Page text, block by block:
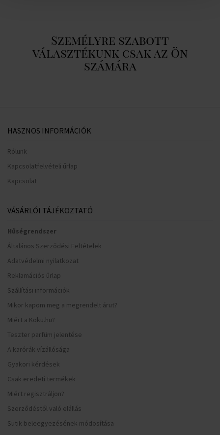
Személyre szabott
választékunk csak az Ön
számára
HASZNOS INFORMÁCIÓK
Rólunk
Kapcsolatfelvételi űrlap
Kapcsolat
VÁSÁRLÓI TÁJÉKOZTATÓ
Hűségrendszer
Általános Szerződési Feltételek
Adatvédelmi nyilatkozat
Reklamációs űrlap
Szállítási információk
Mikor kapom meg a megrendelt árut?
Miért a Koku.hu?
Teszter parfüm jelentése
A karórák vízállósága
Gyakori kérdések
Csak eredeti termékek
Miért regisztráljon?
Szerződéstől való elállás
Sütik beleegyezésének módosítása